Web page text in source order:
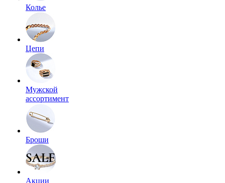
Колье
Цепи
Мужской
ассортимент
Броши
Акции